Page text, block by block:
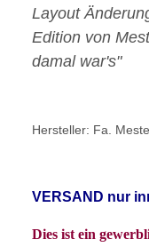
Layout
Edition von
damal war's"
Hersteller: Fa.
VERSAND nur
Dies ist ein